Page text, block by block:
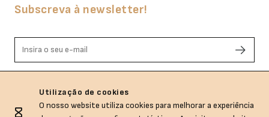
Subscreva à newsletter!
Utilização de cookies
O nosso website utiliza cookies para melhorar a experiência